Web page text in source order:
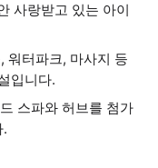
사랑받고 있는 아이
워터파크, 마사지 등
입니다.
스파와 허브를 첨가